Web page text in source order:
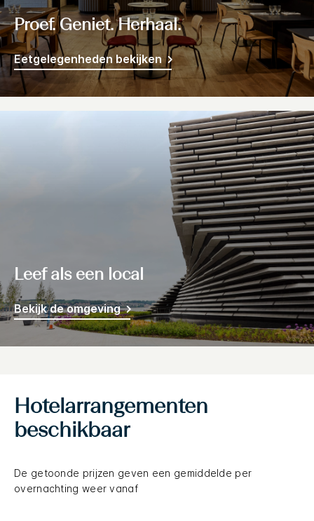
Proef. Geniet. Herhaal.
Eetgelegenheden bekijken
Leef als een local
Bekijk de omgeving
Hotelarrangementen
beschikbaar
De getoonde prijzen geven een gemiddelde per
overnachting weer vanaf